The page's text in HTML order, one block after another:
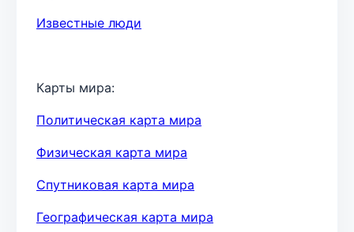
Известные люди
Карты мира:
Политическая карта мира
Физическая карта мира
Спутниковая карта мира
Географическая карта мира